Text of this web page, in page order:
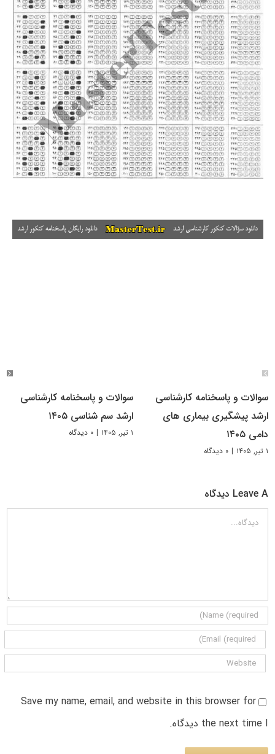
سوالات و پاسخنامه کارشناسی
ارشد پیشگیری بیماری های
دامی ۱۴۰۵
۱ تیر, ۱۴۰۵ | ۰ دیدگاه
سوالات و پاسخنامه کارشناسی
ارشد سم شناسی ۱۴۰۵
۱ تیر, ۱۴۰۵ | ۰ دیدگاه
Leave A دیدگاه
دیدگاه
Save my name, email, and website in this browser for
the next time I دیدگاه.